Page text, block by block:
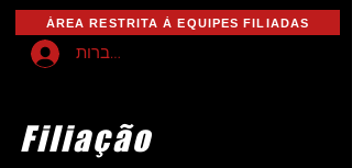
ÁREA RESTRITA À EQUIPES FILIADAS
להתחברות
Filiação